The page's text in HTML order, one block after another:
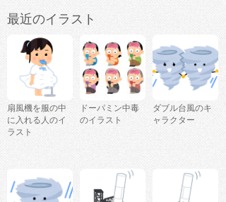
最近のイラスト
扇風機を服の中
に入れる人のイ
ラスト
ドーパミン中毒
のイラスト
ダブル台風のキ
ャラクター